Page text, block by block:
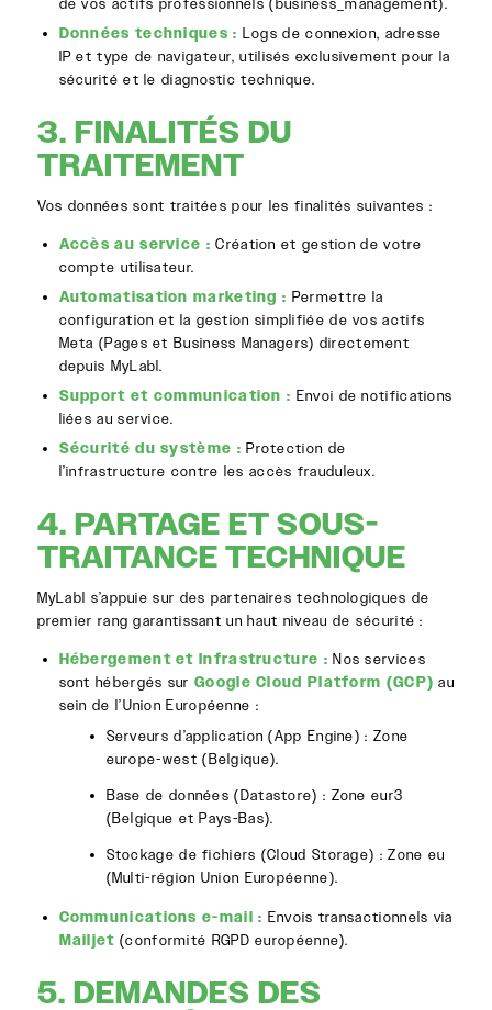
de vos actifs professionnels ( business_management).
Données techniques : Logs de connexion, adresse
IP et type de navigateur, utilisés exclusivement pour la
sécurité et le diagnostic technique.
3. FINALITÉS DU
TRAITEMENT
Vos données sont traitées pour les finalités suivantes :
Accès au service : Création et gestion de votre
compte utilisateur.
Automatisation marketing : Permettre la
configuration et la gestion simplifiée de vos actifs
Meta (Pages et Business Managers) directement
depuis MyLabl.
Support et communication : Envoi de notifications
liées au service.
Sécurité du système : Protection de
l’infrastructure contre les accès frauduleux.
4. PARTAGE ET SOUS-
TRAITANCE TECHNIQUE
MyLabl s’appuie sur des partenaires technologiques de
premier rang garantissant un haut niveau de sécurité :
Hébergement et Infrastructure : Nos services
sont hébergés sur Google Cloud Platform (GCP) au
sein de l’Union Européenne :
Serveurs d’application (App Engine) : Zone
europe-west (Belgique).
Base de données (Datastore) : Zoneeur3
(Belgique et Pays-Bas).
Stockage de fichiers (Cloud Storage) : Zone eu
(Multi-région Union Européenne).
Communications e-mail : Envois transactionnels via
Mailjet (conformité RGPD européenne).
5. DEMANDES DES